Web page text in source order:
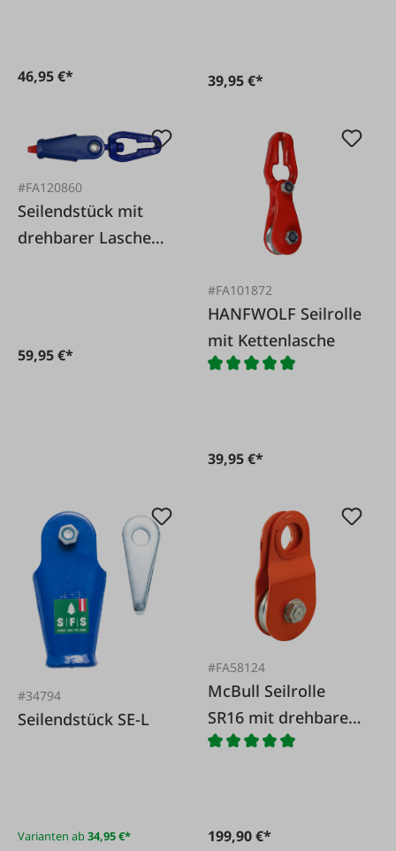
46,95 €* 39,95 €*
#FA120860
Seilendstück mit
drehbarer Lasche
59,95 €*
#FA101872
HANFWOLF Seilrolle
mit Kettenlasche
39,95 €*
#34794
Seilendstück SE-L
Varianten ab34,95 €*
#FA58124
McBull Seilrolle
SR16 mit drehbaren
Seitenblechen
199,90 €*